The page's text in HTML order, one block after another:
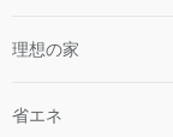
理想の家
省エネ